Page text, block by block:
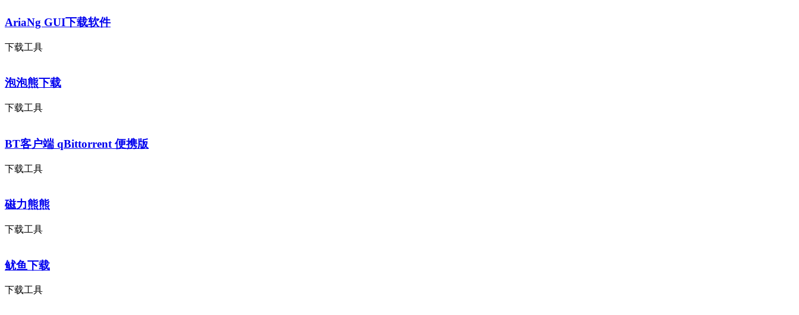
AriaNg GUI下载软件
下载工具
泡泡熊下载
下载工具
BT客户端 qBittorrent 便携版
下载工具
磁力熊熊
下载工具
鱿鱼下载
下载工具